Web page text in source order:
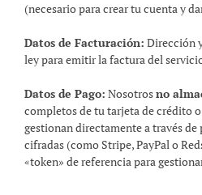
(necesario para crear tu cuenta y
Datos de Facturación: Dirección
ley para emitir la factura del
Datos de Pago: Nosotrosno
completos de tu tarjeta de crédito
gestionan directamente a través de
cifradas (como Stripe, PayPal o
«token» de referencia para